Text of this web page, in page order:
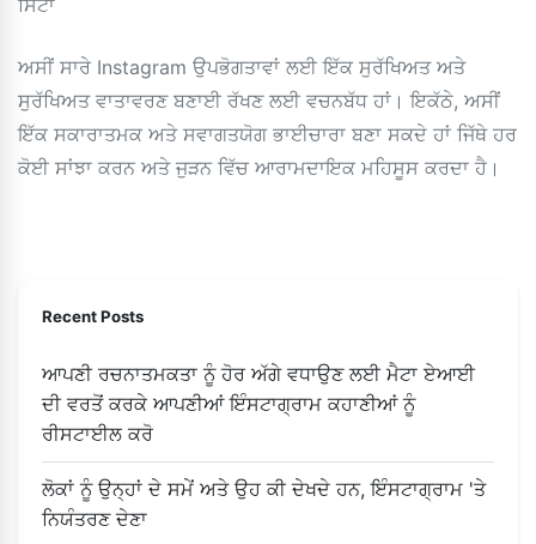
ਅਸੀਂ ਸਾਰੇ Instagram ਉਪਭੋਗਤਾਵਾਂ ਲਈ ਇੱਕ ਸੁਰੱਖਿਅਤ ਅਤੇ
ਸੁਰੱਖਿਅਤ ਵਾਤਾਵਰਣ ਬਣਾਈ ਰੱਖਣ ਲਈ ਵਚਨਬੱਧ ਹਾਂ। ਇਕੱਠੇ, ਅਸੀਂ
ਇੱਕ ਸਕਾਰਾਤਮਕ ਅਤੇ ਸਵਾਗਤਯੋਗ ਭਾਈਚਾਰਾ ਬਣਾ ਸਕਦੇ ਹਾਂ ਜਿੱਥੇ ਹਰ
ਕੋਈ ਸਾਂਝਾ ਕਰਨ ਅਤੇ ਜੁੜਨ ਵਿੱਚ ਆਰਾਮਦਾਇਕ ਮਹਿਸੂਸ ਕਰਦਾ ਹੈ।
Recent Posts
ਆਪਣੀ ਰਚਨਾਤਮਕਤਾ ਨੂੰ ਹੋਰ ਅੱਗੇ ਵਧਾਉਣ ਲਈ ਮੈਟਾ ਏਆਈ
ਦੀ ਵਰਤੋਂ ਕਰਕੇ ਆਪਣੀਆਂ ਇੰਸਟਾਗ੍ਰਾਮ ਕਹਾਣੀਆਂ ਨੂੰ
ਰੀਸਟਾਈਲ ਕਰੋ
ਲੋਕਾਂ ਨੂੰ ਉਨ੍ਹਾਂ ਦੇ ਸਮੇਂ ਅਤੇ ਉਹ ਕੀ ਦੇਖਦੇ ਹਨ, ਇੰਸਟਾਗ੍ਰਾਮ 'ਤੇ
ਨਿਯੰਤਰਣ ਦੇਣਾ